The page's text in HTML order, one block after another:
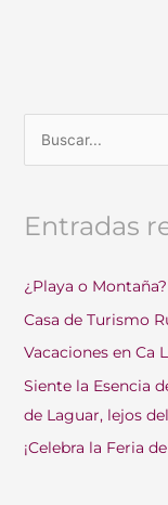
c
r
p
o
r
Entradas
¿Playa o
Casa de Turismo
Vacaciones en Ca
Siente la Esencia
de Laguar, lejos
¡Celebra la Feria